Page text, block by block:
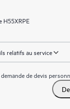
H55XRPE
relatifs au service
de devis